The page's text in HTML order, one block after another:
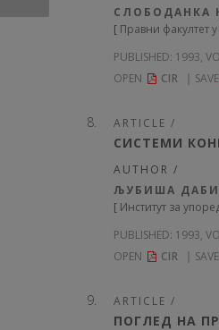
СЛОБОДАНКА
[ Правни факултет
PUBLISHED: 1993,
OPEN
CIR SAVE
ARTICLE /
СИСТЕМИ
AUTHOR /
ЉУБИША
[ Институт за
PUBLISHED: 1993,
OPEN
CIR SAVE
ARTICLE /
ПОГЛЕД НА